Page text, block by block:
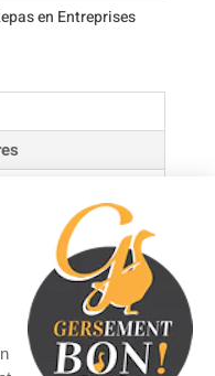
en Entreprises
vinaigre